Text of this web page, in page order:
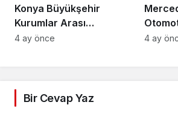
Konya Büyükşehir
Kurumlar Arası
Voleybol Turnuvası
4 ay önce
Tenis
4 ay
Bir Cevap Yaz